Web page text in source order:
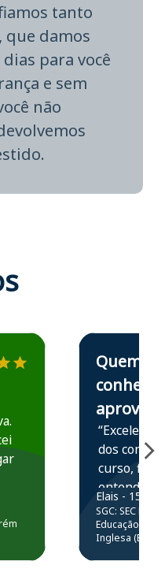
tanto
que damos
para você
e sem
não
Concursos emEstudante Elais
Quem
conhece,
aprova
“Excelente
dos
curso,
entender e
prática
resolução
questões.”
Elais - 15/07/
SGC: SEC BA
Educação
Inglesa (Edital